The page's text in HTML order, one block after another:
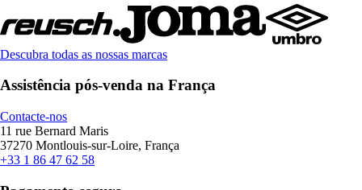
Descubra todas as nossas marcas
Assistência pós-venda na França
Contacte-nos
11 rue Bernard Maris
37270 Montlouis-sur-Loire, França
+33 1 86 47 62 58